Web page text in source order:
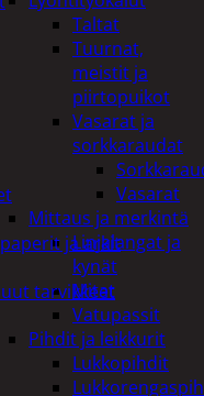
Taltat
Tuurnat,
meistit ja
piirtopuikot
Vasarat ja
sorkkaraudat
Vasarat
Mittaus ja merkintä
Linjalangat ja
kynät
Mitat
Vatupassit
Pihdit ja leikkurit
Lukkopihdit
ja arkit
tarvikkeet